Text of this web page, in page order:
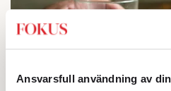
Ansvarsfull användning av